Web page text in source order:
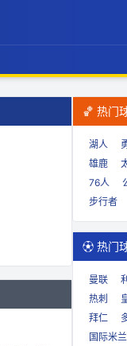
🏀 热门
湖人
雄鹿
76人
步行者
⚽ 热门
曼联
热刺
拜仁
国际米兰